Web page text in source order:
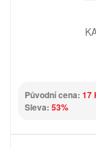
Původní cena: 17
Sleva: 53%